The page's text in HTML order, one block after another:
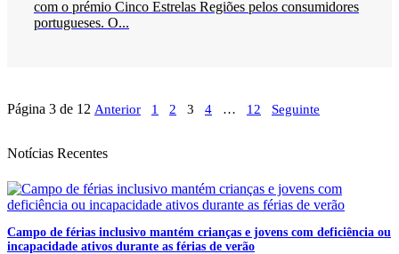
com o prémio Cinco Estrelas Regiões pelos consumidores
portugueses. O...
Página 3 de 12 Anterior 1 2 3 4 … 12 Seguinte
Notícias Recentes
Campo de férias inclusivo mantém crianças e jovens com deficiência ou
incapacidade ativos durante as férias de verão